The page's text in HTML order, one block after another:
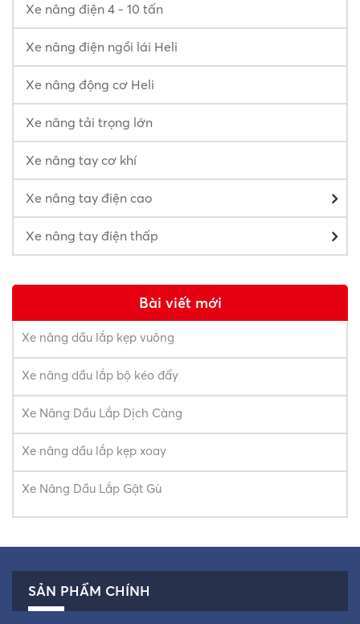
Xe nâng điện 4 - 10 tấn
Xe nâng điện ngồi lái Heli
Xe nâng động cơ Heli
Xe nâng tải trọng lớn
Xe nâng tay cơ khí
Xe nâng tay điện cao
Xe nâng tay điện thấp
Bài viết mới
Xe nâng dầu lắp kẹp vuông
Xe nâng dầu lắp bộ kéo đẩy
Xe Nâng Dầu Lắp Dịch Càng
Xe nâng dầu lắp kẹp xoay
Xe Nâng Dầu Lắp Gật Gù
SẢN PHẨM CHÍNH